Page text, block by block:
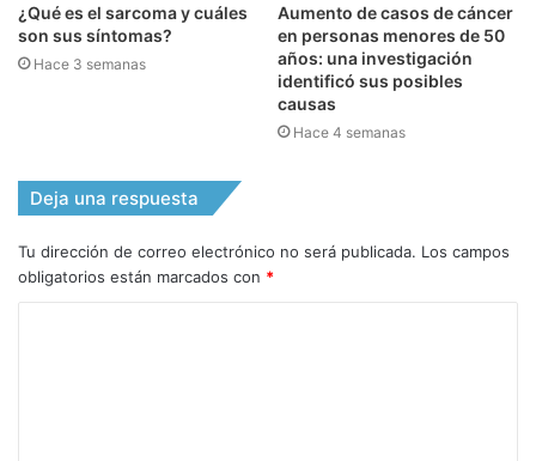
¿Qué es el sarcoma y cuáles
son sus síntomas?
Hace 3 semanas
Aumento de casos de cáncer
en personas menores de 50
años: una investigación
identificó sus posibles
causas
Hace 4 semanas
Deja una respuesta
Tu dirección de correo electrónico no será publicada. Los campos
obligatorios están marcados con *